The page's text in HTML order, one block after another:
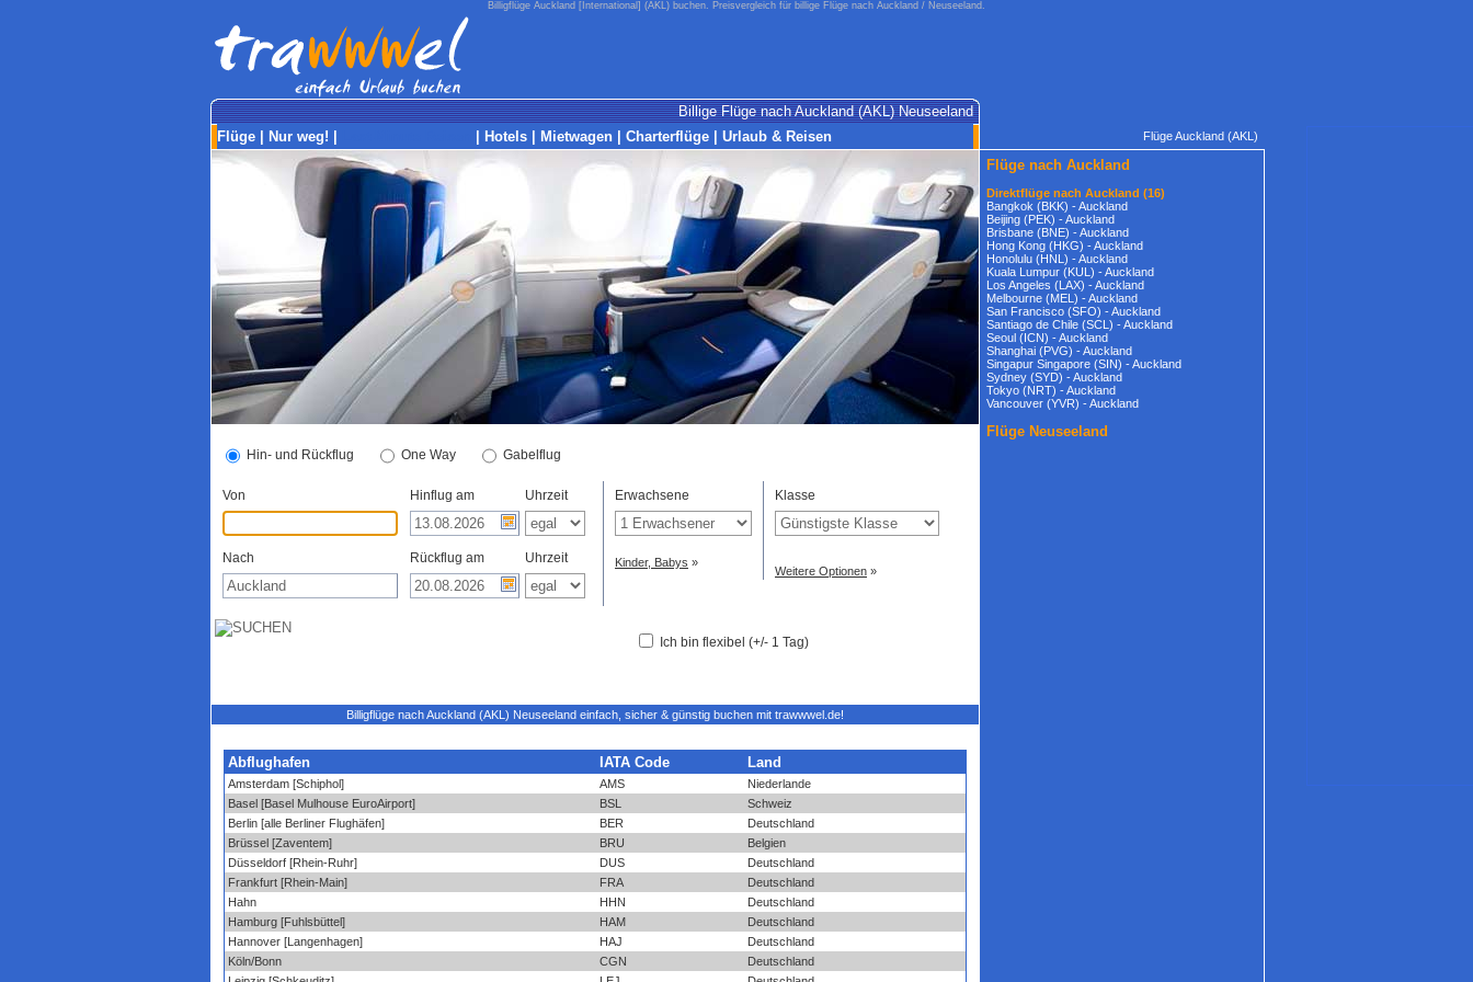
Billigflüge Auckland [International] (AKL) buchen. Preisvergleich für billige Flüge nach Auckland / Neuseeland.
Billige Flüge nach Auckland (AKL) Neuseeland
Flüge
Nur weg! Hotels Mietwagen Charterflüge Urlaub & Reisen Flüge Auckland (AKL)
Hin- und Rückflug One Way Gabelflug
Von Hinflug am Uhrzeit
Nach Rückflug am Uhrzeit
Erwachsene
Kinder, Babys »
Klasse
Weitere Optionen »
Ich bin flexibel (+/- 1 Tag)
Billigflüge nach Auckland (AKL) Neuseeland einfach, sicher & günstig buchen mit trawwwel.de!
Abflughafen IATA Code Land
Amsterdam [Schiphol] AMS
Niederlande
Basel [Basel Mulhouse EuroAirport]
BSL
Schweiz
Berlin [alle Berliner Flughäfen]
BER
Deutschland
Brüssel [Zaventem]
BRU
Belgien
Düsseldorf [Rhein-Ruhr]
DUS
Deutschland
Frankfurt [Rhein-Main]
FRA
Deutschland
Hahn
HHN
Deutschland
Hamburg [Fuhlsbüttel]
HAM
Deutschland
Hannover [Langenhagen]
HAJ
Deutschland
Köln/Bonn
CGN
Deutschland
Flüge nach Auckland
Direktflüge nach Auckland (16)
Bangkok (BKK) - Auckland
Beijing (PEK) - Auckland
Brisbane (BNE) - Auckland
Hong Kong (HKG) - Auckland
Honolulu (HNL) - Auckland
Kuala Lumpur (KUL) - Auckland
Los Angeles (LAX) - Auckland
Melbourne (MEL) - Auckland
San Francisco (SFO) - Auckland
Santiago de Chile (SCL) - Auckland
Seoul (ICN) - Auckland
Shanghai (PVG) - Auckland
Singapur Singapore (SIN) - Auckland
Sydney (SYD) - Auckland
Tokyo (NRT) - Auckland
Vancouver (YVR) - Auckland
Flüge Neuseeland